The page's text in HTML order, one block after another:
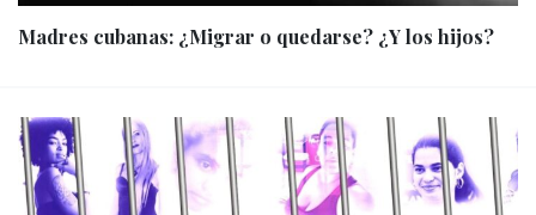
Madres cubanas: ¿Migrar o quedarse? ¿Y los hijos?